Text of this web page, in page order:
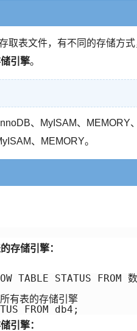
取表文件，有不同的存储方
引擎。
、MyISAM、
、MEMORY。
存储引擎：
TABLE STATUS FROM
有表的存储引擎
FROM db4;
引擎：